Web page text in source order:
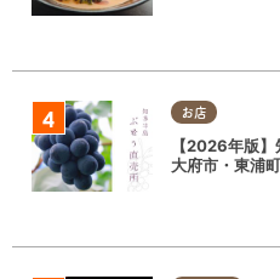
お店
【2026年版
大府市・東浦